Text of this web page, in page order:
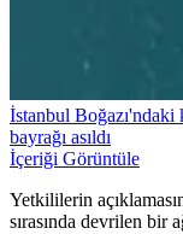
İstanbul Boğazı'ndaki
bayrağı asıldı
İçeriği Görüntüle
Yetkililerin
sırasında devrilen bir